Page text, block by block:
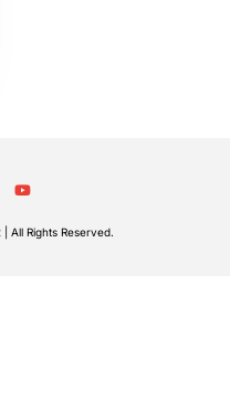
All Rights Reserved.